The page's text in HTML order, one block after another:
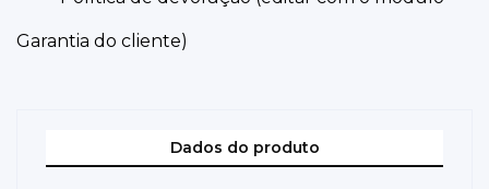
Garantia do cliente)
Dados do produto